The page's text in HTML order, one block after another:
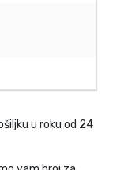
u roku od 24